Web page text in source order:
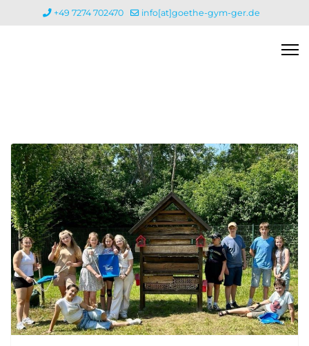
+49 7274 702470 info[at]goethe-gym-ger.de